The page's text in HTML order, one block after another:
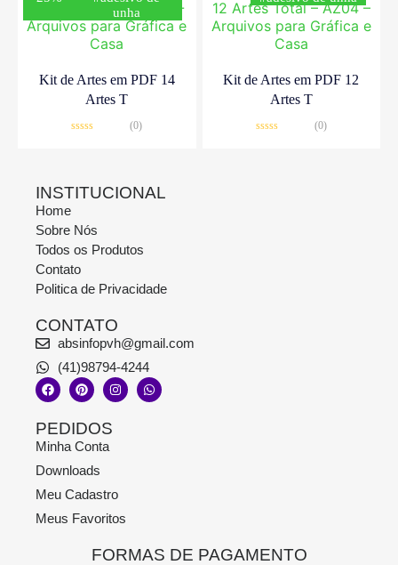
unha
Kit de Artes em PDF 14
Artes T
(0)
Kit de Artes em PDF 12
Artes T
(0)
INSTITUCIONAL
Home
Sobre Nós
Todos os Produtos
Contato
Politica de Privacidade
CONTATO
absinfopvh@gmail.com
(41)98794-4244
PEDIDOS
Minha Conta
Downloads
Meu Cadastro
Meus Favoritos
FORMAS DE PAGAMENTO